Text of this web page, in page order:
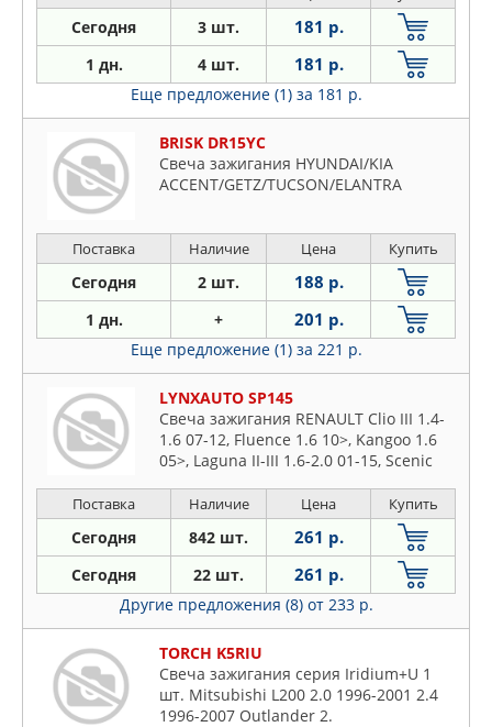
Сегодня 3 шт. 181 р.
1 дн. 4 шт. 181 р.
Еще предложение (1) за 181 р.
BRISK DR15YC
Свеча зажигания HYUNDAI/KIA
ACCENT/GETZ/TUCSON/ELANTRA
Поставка Наличие Цена Купить
Сегодня 2 шт. 188 р.
1 дн. + 201 р.
Еще предложение (1) за 221 р.
LYNXAUTO SP145
Свеча зажигания RENAULT Clio III 1.4-
1.6 07-12, Fluence 1.6 10>, Kangoo 1.6
05>, Laguna II-III 1.6-2.0 01-15, Scenic
Touran 2.0 03-09, Passat 2.0 05-10,
Caddy III 2.0 06-15, Golf V 2.0 04-08,
Nissan Primera(P11) 1.6 98
Поставка Наличие Цена Купить
Сегодня 842 шт. 261 р.
Сегодня 22 шт. 261 р.
Другие предложения (8) от 233 р.
TORCH K5RIU
Свеча зажигания серия Iridium+U 1
шт. Mitsubishi L200 2.0 1996-2001 2.4
1996-2007 Outlander 2.